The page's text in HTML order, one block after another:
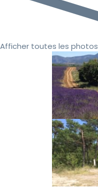
Afficher toutes les photos